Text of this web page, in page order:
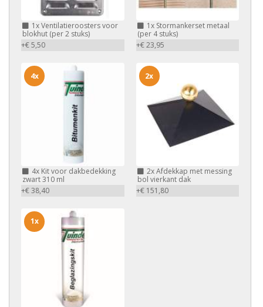
1xVentilatieroosters voor
blokhut (per 2 stuks)
+€ 5,50
1xStormankerset metaal
(per 4 stuks)
+€ 23,95
4x Kit voor dakbedekking
zwart 310 ml
+€ 38,40
4x
2xAfdekkap met messing
bol vierkant dak
+€ 151,80
2x
1x